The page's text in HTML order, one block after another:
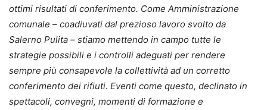
ottimi risultati di conferimento. Come Amministrazione
comunale – coadiuvati dal prezioso lavoro svolto da
Salerno Pulita – stiamo mettendo in campo tutte le
strategie possibili e i controlli adeguati per rendere
sempre più consapevole la collettività ad un corretto
conferimento dei rifiuti. Eventi come questo, declinato in
spettacoli, convegni, momenti di formazione e